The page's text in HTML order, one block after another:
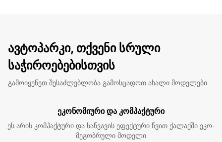
ავტოპარკი, თქვენი სრული
საჭიროებებისთვის
გამოიყენეთ შესაძლებლობა გამოსცადოთ ახალი მოდელები
ეკონომიური და კომპაქტური
ეს არის კომპაქტური და საწვავის ეფექტური წვით ქალაქში ეკო-
მეგობრული მოდელი